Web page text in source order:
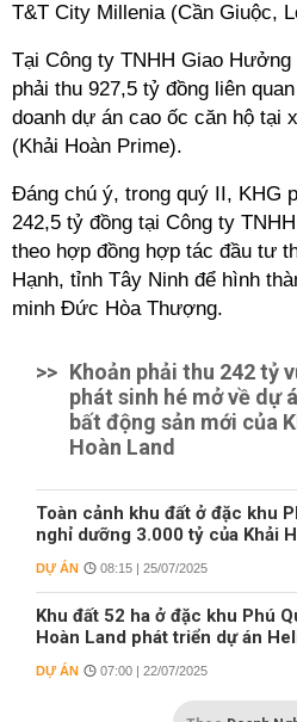
T&T City Millenia (Cần Giuộc,
Tại Công ty TNHH Giao
phải thu 927,5 tỷ đồng liên
doanh dự án cao ốc căn hộ tại
(Khải Hoàn Prime).
Đáng chú ý, trong quý II, KHG
242,5 tỷ đồng tại Công ty
theo hợp đồng hợp tác đầu tư
Hạnh, tỉnh Tây Ninh để hình
minh Đức Hòa Thượng.
>> Khoản phải thu 242 tỷ
phát sinh hé mở về dự
bất động sản mới của
Hoàn Land
Toàn cảnh khu đất ở đặc khu
nghỉ dưỡng 3.000 tỷ của Khải
DỰ ÁN 08:15 | 25/07/2025
Khu đất 52 ha ở đặc khu Phú
Hoàn Land phát triển dự án
DỰ ÁN 07:00 | 22/07/2025